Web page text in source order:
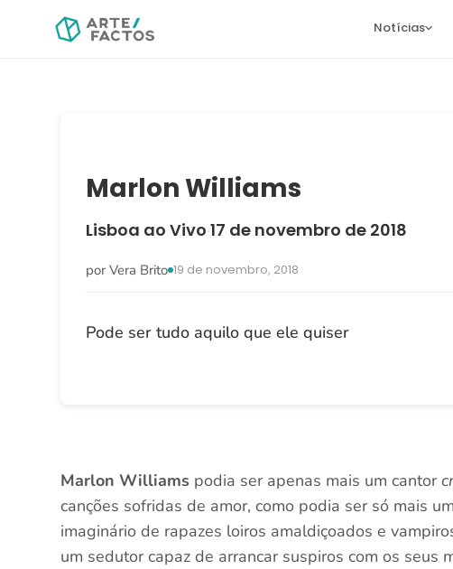
Notícias
Marlon Williams
Lisboa ao Vivo·17 de novembro de 2018
por Vera Brito 19 de novembro, 2018
Pode ser tudo aquilo que ele quiser
Marlon Williams podia ser apenas mais um cantor
canções sofridas de amor, como podia ser só mais
imaginário de rapazes loiros amaldiçoados e
um sedutor capaz de arrancar suspiros com os seus